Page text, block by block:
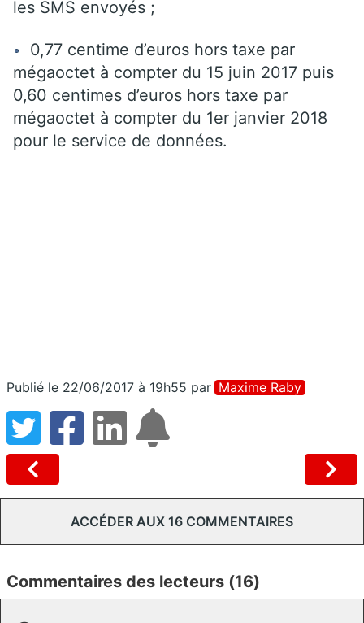
les SMS envoyés ;
0,77 centime d’euros hors taxe par
mégaoctet à compter du 15 juin 2017 puis
0,60 centimes d’euros hors taxe par
mégaoctet à compter du 1er janvier 2018
pour le service de données.
Publié le 22/06/2017 à 19h55 par Maxime Raby
ACCÉDER AUX 16 COMMENTAIRES
Commentaires des lecteurs (16)